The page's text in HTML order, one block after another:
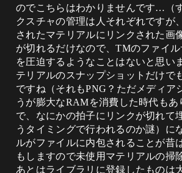
のでこちらはわかりませんです…（
クスチャの管理は人それぞれですが
されたマテリアルにリンクされた画
が切れるだけなので、TMのファイ
を圧迫するようなことはないと思い
テリアルのスナップショットだけで
ですね（それもPNG？ただメディア
うが膨大なRAMを消費した時代もあ
で、なにかの拍子にリンクが切れて
うタイミングで行われるのか謎）に
ルがファイルに内包されることが昔
もしますので未使用マテリアルの掃
あとはライブラリに登録したものは